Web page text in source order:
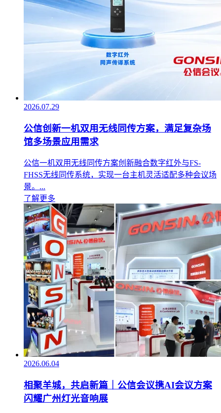
2026.07.29
公信创新一机双用无线同传方案，满足复杂场
馆多场景应用需求
公信一机双用无线同传方案创新融合数字红外与FS-
FHSS无线同传系统，实现一台主机灵活适配多种会议场
景。...
了解更多
2026.06.04
相聚羊城，共启新篇｜公信会议携AI会议方案
闪耀广州灯光音响展